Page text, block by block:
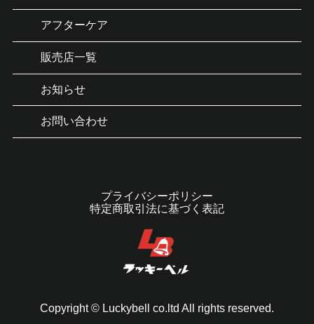
アフターケア
販売店一覧
お知らせ
お問い合わせ
プライバシーポリシー
特定商取引法に基づく表記
Copyright © Luckybell co.ltd All rights reserved.